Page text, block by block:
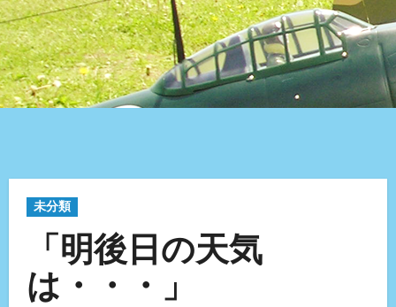
未分類
「明後日の天気
は・・・」